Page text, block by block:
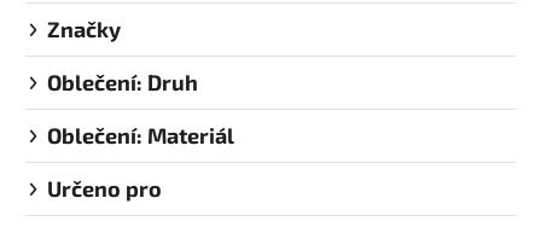
Značky
Oblečení: Druh
Oblečení: Materiál
Určeno pro